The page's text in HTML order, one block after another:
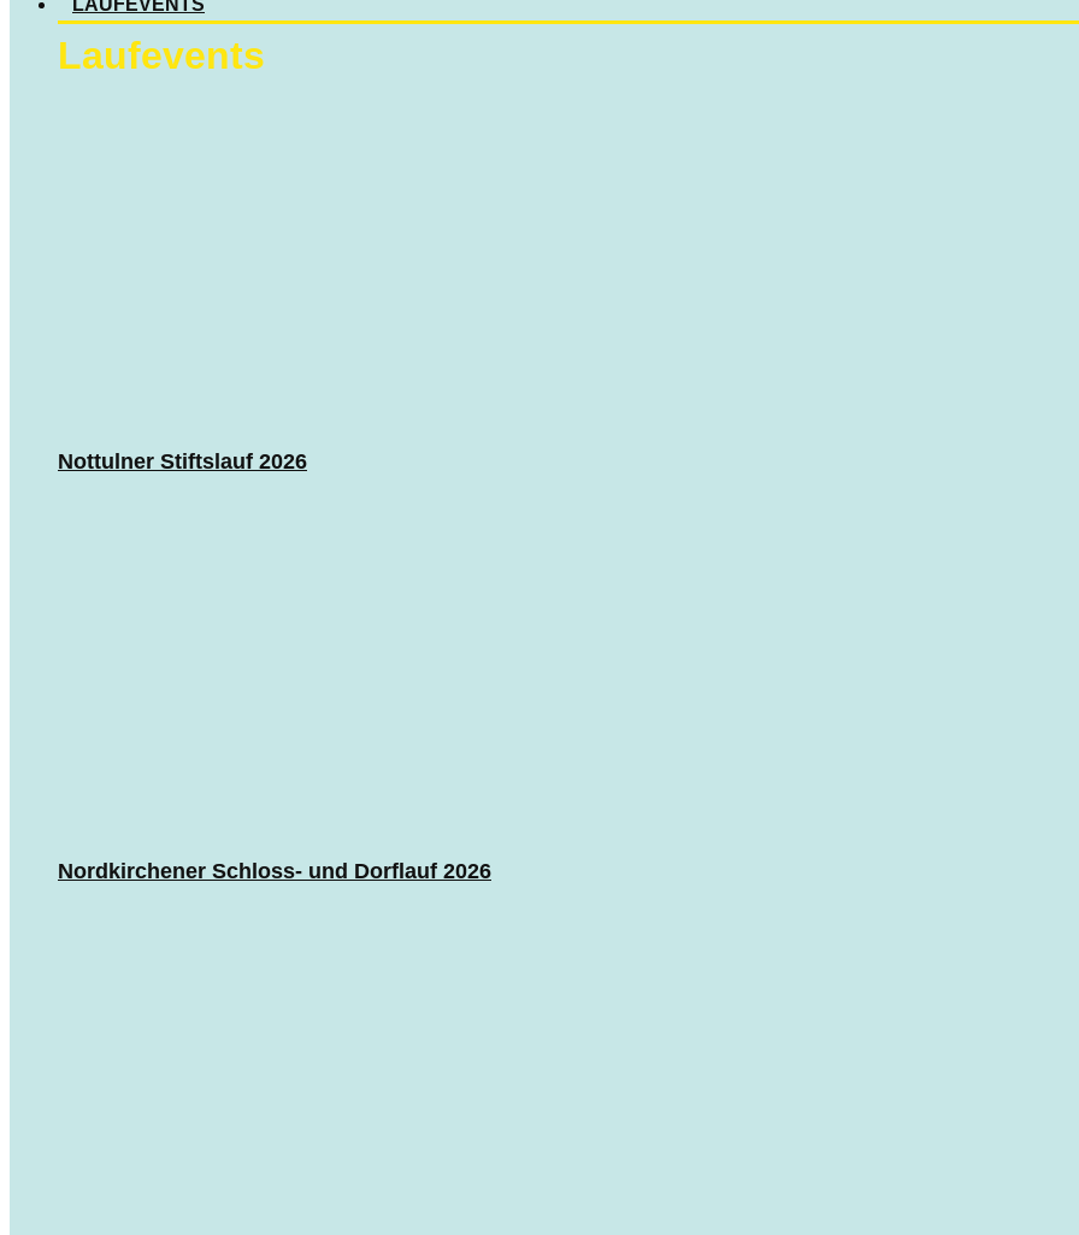
LAUFEVENTS
Laufevents
Nottulner Stiftslauf 2026
Nordkirchener Schloss- und Dorflauf 2026